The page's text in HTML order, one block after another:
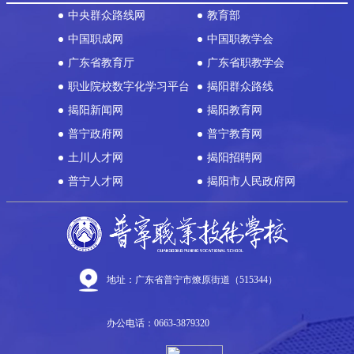
中央群众路线网
教育部
中国职成网
中国职教学会
广东省教育厅
广东省职教学会
职业院校数字化学习平台
揭阳群众路线
揭阳新闻网
揭阳教育网
普宁政府网
普宁教育网
土川人才网
揭阳招聘网
普宁人才网
揭阳市人民政府网
地址：广东省普宁市燎原街道（515344）
办公电话：0663-3879320